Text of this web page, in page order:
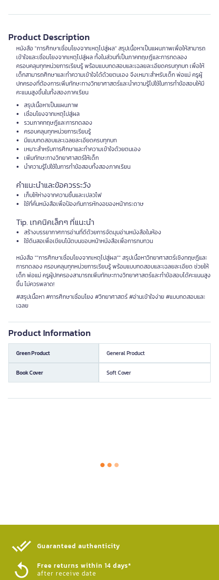
Product Description
หนังสือ "การศึกษาเชื่อมโยงจากเหตุไปสู่ผล" สรุปเนื้อหาเป็นแผนภาพเพื่อให้สามารถ
เข้าใจและเชื่อมโยงจากเหตุไปสู่ผล ทั้งในส่วนที่เป็นภาคทฤษฎีและการทดลอง
ครอบคลุมทุกหน่วยการเรียนรู้ พร้อมแบบทดสอบและเฉลยละเอียดครบทุกบท เพื่อให้
เด็กสามารถศึกษาและทำความเข้าใจได้ด้วยตนเอง จึงเหมาะสำหรับเด็ก พ่อแม่ ครูผู้
ปกครองที่ต้องการเพิ่มทักษะทางวิทยาศาสตร์และนำความรู้ไปใช้ในการทำข้อสอบให้มี
คะแนนสูงขึ้นในทั้งสองภาคเรียน
สรุปเนื้อหาเป็นแผนภาพ
เชื่อมโยงจากเหตุไปสู่ผล
รวมภาคทฤษฎีและการทดลอง
ครอบคลุมทุกหน่วยการเรียนรู้
มีแบบทดสอบและเฉลยละเอียดครบทุกบท
เหมาะสำหรับการศึกษาและทำความเข้าใจด้วยตนเอง
เพิ่มทักษะทางวิทยาศาสตร์ให้เด็ก
นำความรู้ไปใช้ในการทำข้อสอบทั้งสองภาคเรียน
คำแนะนำและข้อควรระวัง
เก็บให้ห่างจากความชื้นและเปลวไฟ
ใช้ที่คั่นหนังสือเพื่อป้องกันการหักงอของหน้ากระดาษ
Tip. เทคนิคเล็กๆ ที่แนะนำ
สร้างบรรยากาศการอ่านที่ดีด้วยการจัดมุมอ่านหนังสือในห้อง
ใช้ดินสอเพื่อเขียนโน้ตบนขอบหน้าหนังสือเพื่อการทบทวน
หนังสือ ""การศึกษาเชื่อมโยงจากเหตุไปสู่ผล"" สรุปเนื้อหาวิทยาศาสตร์เชิงทฤษฎีและ
การทดลอง ครอบคลุมทุกหน่วยการเรียนรู้ พร้อมแบบทดสอบและเฉลยละเอียด ช่วยให้
เด็ก พ่อแม่ ครูผู้ปกครองสามารถเพิ่มทักษะทางวิทยาศาสตร์และทำข้อสอบได้คะแนนสูง
ขึ้น ไม่ควรพลาด!
#สรุปเนื้อหา #การศึกษาเชื่อมโยง #วิทยาศาสตร์ #อ่านเข้าใจง่าย #แบบทดสอบและ
เฉลย
Product Information
Green Product General Product
Book Cover Soft Cover
Guaranteed authenticity​
Free returns within 14 days*
after receive date